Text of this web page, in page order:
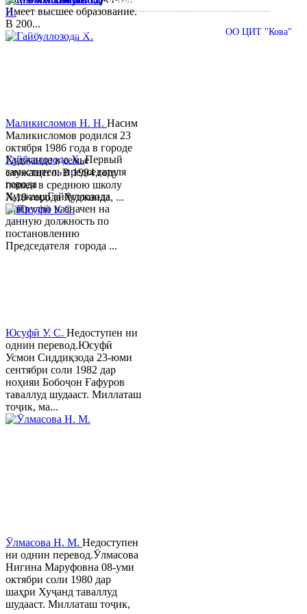
Имеет высшее образование.
В 200...
Гайбуллозода Х.Первый
заместитель председателя
города
ХуджандГайбуллозода
Хайрулло назначен на
данную должность по
постановлению
Председателя города ...
Маликисломов Н. Н. Насим
Маликисломов родился 23
октября 1986 года в городе
Худжанде в семье
служащего. В 1994 году
пошел в среднюю школу
№18 города Худжанда, ...
Юсуфӣ У. C. Недоступен ни
однин перевод.Юсуфӣ
Усмон Сиддиқзода 23-юми
сентябри соли 1982 дар
ноҳияи Бобоҷон Ғафуров
таваллуд шудааст. Миллаташ
тоҷик, ма...
Ӯлмасова Н. М. Недоступен
ни однин перевод.Ӯлмасова
Нигина Маруфовна 08-уми
октябри соли 1980 дар
шаҳри Хуҷанд таваллуд
шудааст. Миллаташ тоҷик,
© 2013-2018 Разработчик и техническая поддержка ОО ЦИТ "Кова"